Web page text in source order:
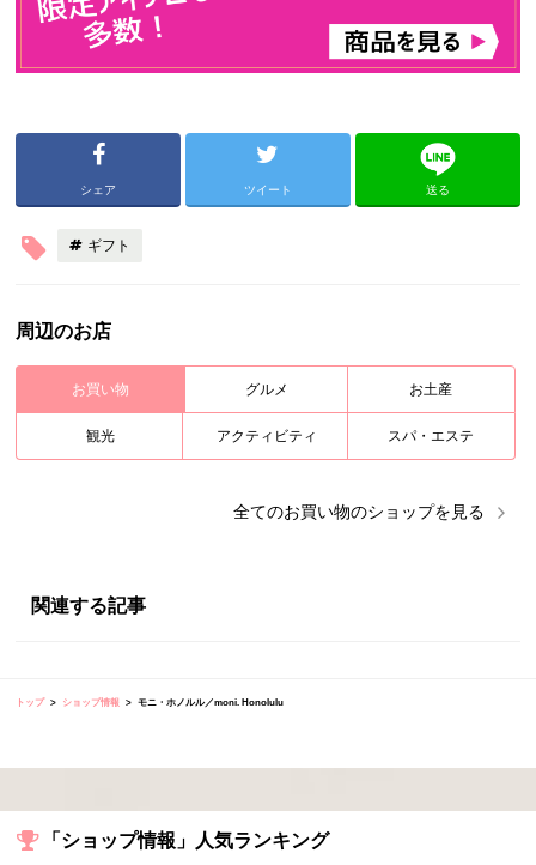
シェア ツイート 送る
ギフト
周辺のお店
お買い物 グルメ お土産
観光 アクティビティ スパ・エステ
全てのお買い物のショップを見る
関連する記事
トップ ショップ情報 モニ・ホノルル／moni. Honolulu
「ショップ情報」人気ランキング